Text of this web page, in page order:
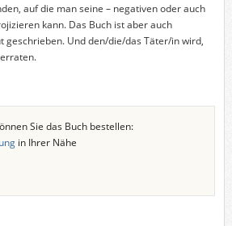
auf die man seine – negativen oder auch
kann. Das Buch ist aber auch
geschrieben. Und den/die/das Täter/in wird,
Sie das Buch bestellen:
in Ihrer Nähe